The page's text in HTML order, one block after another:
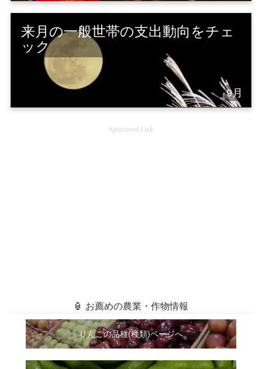
来月の一般世帯の支出動向をチェ
ック
9月
Sponsored Link
🏮 お薦めの農業・作物情報
りんごの品種(種類)ページへ